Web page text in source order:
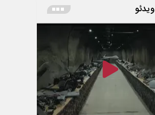
ویدئو